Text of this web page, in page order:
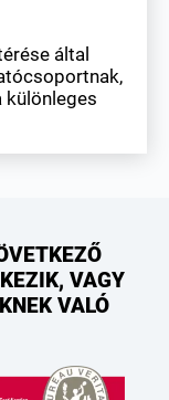
által
különleges
VAGY
VALÓ